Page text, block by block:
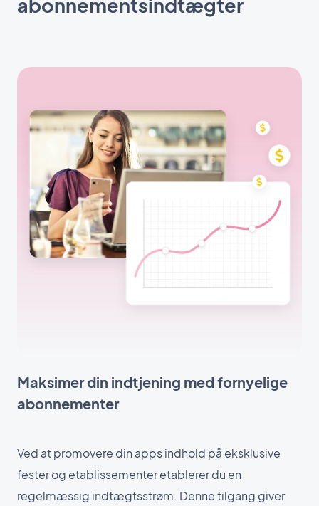
abonnementsindtægter
Maksimer din indtjening med fornyelige
abonnementer
Ved at promovere din apps indhold på eksklusive
fester og etablissementer etablerer du en
regelmæssig indtægtsstrøm. Denne tilgang giver